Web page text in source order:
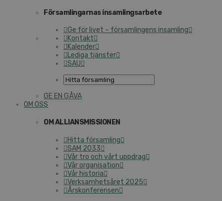
Församlingarnas insamlingsarbete
Ge för livet – församlingens insamling
Kontakt
Kalender
Lediga tjänster
SAU
GE EN GÅVA
OM OSS
OM ALLIANSMISSIONEN
Hitta församling
SAM 2033
Vår tro och vårt uppdrag
Vår organisation
Vår historia
Verksamhetsåret 2025
Årskonferensen